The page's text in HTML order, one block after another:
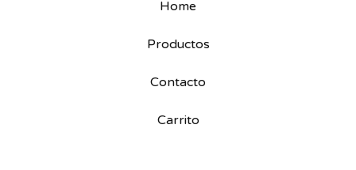
Home
Productos
Contacto
Carrito